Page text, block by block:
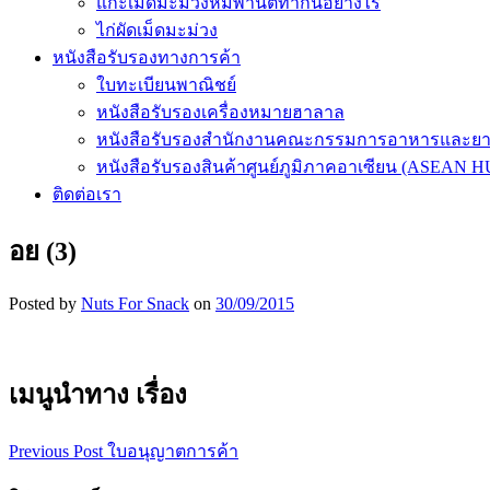
ไก่ผัดเม็ดมะม่วง
หนังสือรับรองทางการค้า
ใบทะเบียนพาณิชย์
หนังสือรับรองเครื่องหมายฮาลาล
หนังสือรับรองสำนักงานคณะกรรมการอาหารและยา
หนังสือรับรองสินค้าศูนย์ภูมิภาคอาเซียน (ASEAN
ติดต่อเรา
อย (3)
Posted by Nuts For Snack on 30/09/2015
เมนูนำทาง เรื่อง
Previous Post ใบอนุญาตการค้า